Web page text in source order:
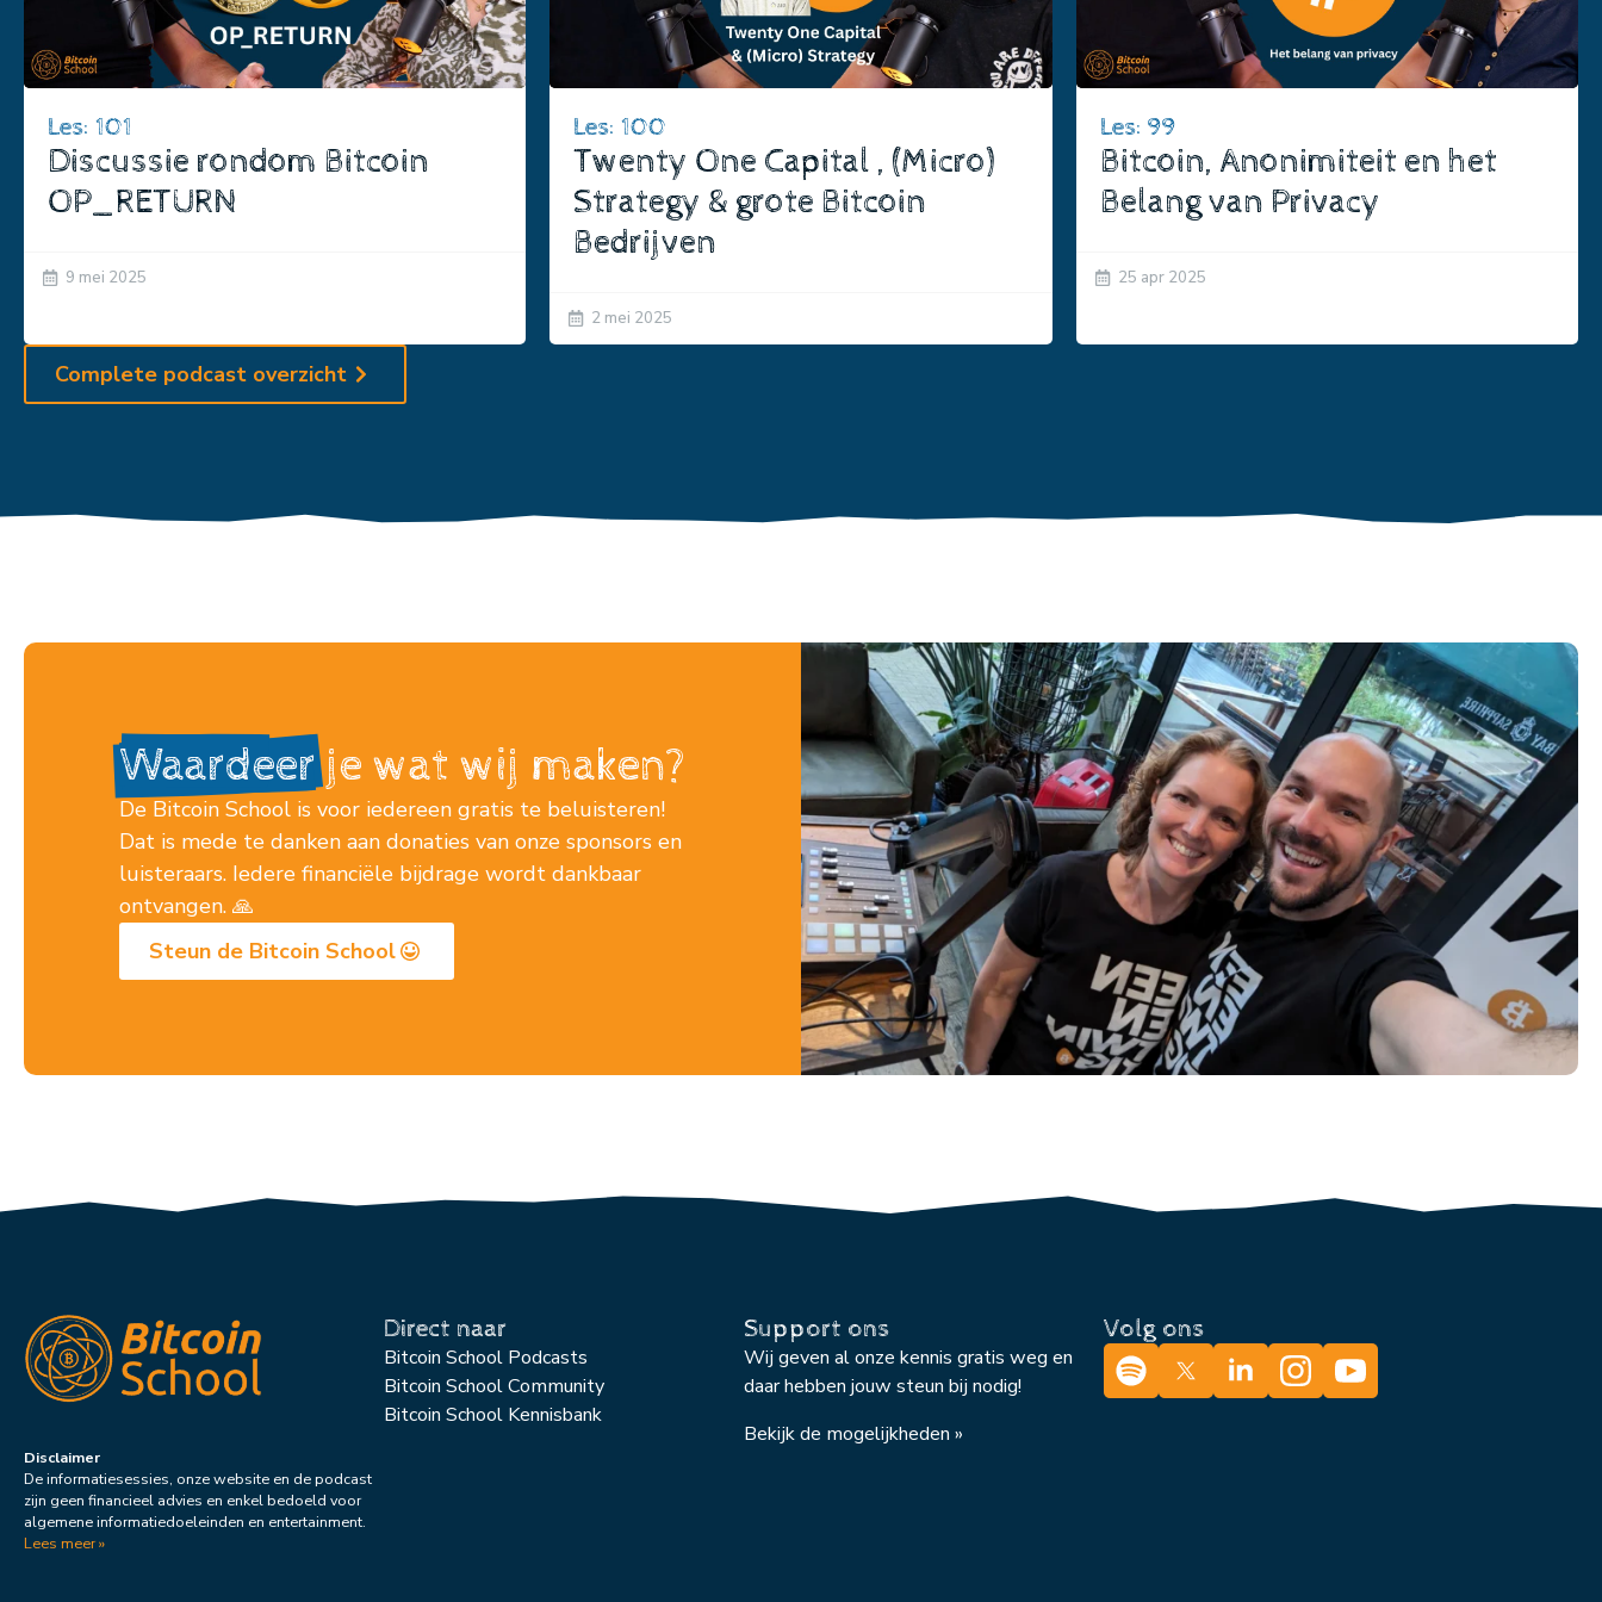
Les: 101
Discussie rondom Bitcoin
OP_RETURN
9 mei 2025
Les: 100
Twenty One Capital , (Micro)
Strategy & grote Bitcoin
Bedrijven
2 mei 2025
Les: 99
Bitcoin, Anonimiteit en het
Belang van Privacy
25 apr 2025
Complete podcast overzicht
Waardeer je wat wij maken?
De Bitcoin School is voor iedereen gratis te beluisteren!
Dat is mede te danken aan donaties van onze sponsors en
luisteraars. Iedere financiële bijdrage wordt dankbaar
ontvangen. 🙏
Steun de Bitcoin School
Disclaimer
De informatiesessies, onze website en de podcast
zijn geen financieel advies en enkel bedoeld voor
algemene informatiedoeleinden en entertainment.
Lees meer »
Direct naar
Bitcoin School Podcasts
Bitcoin School Community
Bitcoin School Kennisbank
Support ons
Wij geven al onze kennis gratis weg en
daar hebben jouw steun bij nodig!
Bekijk de mogelijkheden »
Volg ons